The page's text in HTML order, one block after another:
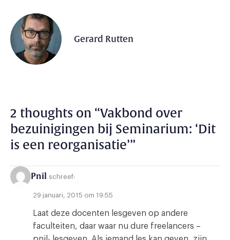
Gerard Rutten
2 thoughts on “Vakbond over
bezuinigingen bij Seminarium: ‘Dit
is een reorganisatie’”
Pnil schreef:
29 januari, 2015 om 19:55
Laat deze docenten lesgeven op andere
faculteiten, daar waar nu dure freelancers –